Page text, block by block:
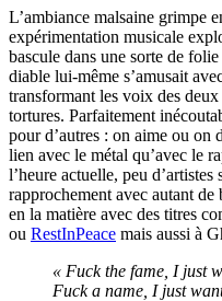
L’ambiance malsaine grimpe
expérimentation musicale
bascule dans une sorte de
diable lui-même s’amusait
transformant les voix des
tortures. Parfaitement
pour d’autres : on aime ou on
lien avec le métal qu’avec le
l’heure actuelle, peu
rapprochement avec autant
en la matière avec des titres
ou RestInPeace mais aussi à
« Fuck the fame, I just
Fuck a name, I just